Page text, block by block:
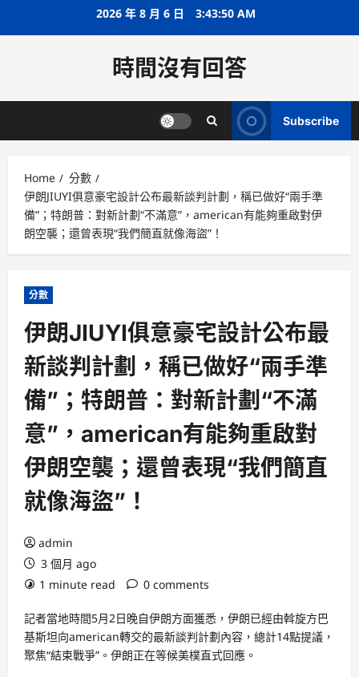
2026 年 8 月 6 日 3:43:50 AM
時間沒有回答
Subscribe
Home
分數
伊朗JIUYI俱意豪宅設計公布最新談判計劃，稱已做好“兩手準
備”；特朗普：對新計劃“不滿意”，american有能夠重啟對伊
朗空襲；還曾表現“我們簡直就像海盜”！
分數
伊朗JIUYI俱意豪宅設計公布最
新談判計劃，稱已做好“兩手準
備”；特朗普：對新計劃“不滿
意”，american有能夠重啟對
伊朗空襲；還曾表現“我們簡直
就像海盜”！
admin
3 個月 ago
1 minute read
0 comments
記者當地時間5月2日晚自伊朗方面獲悉，伊朗已經由斡旋方巴
基斯坦向american轉交的最新談判計劃內容，總計14點提議，
聚焦“結束戰爭”。伊朗正在等候美樸直式回應。